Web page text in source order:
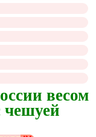
весом
чешуей